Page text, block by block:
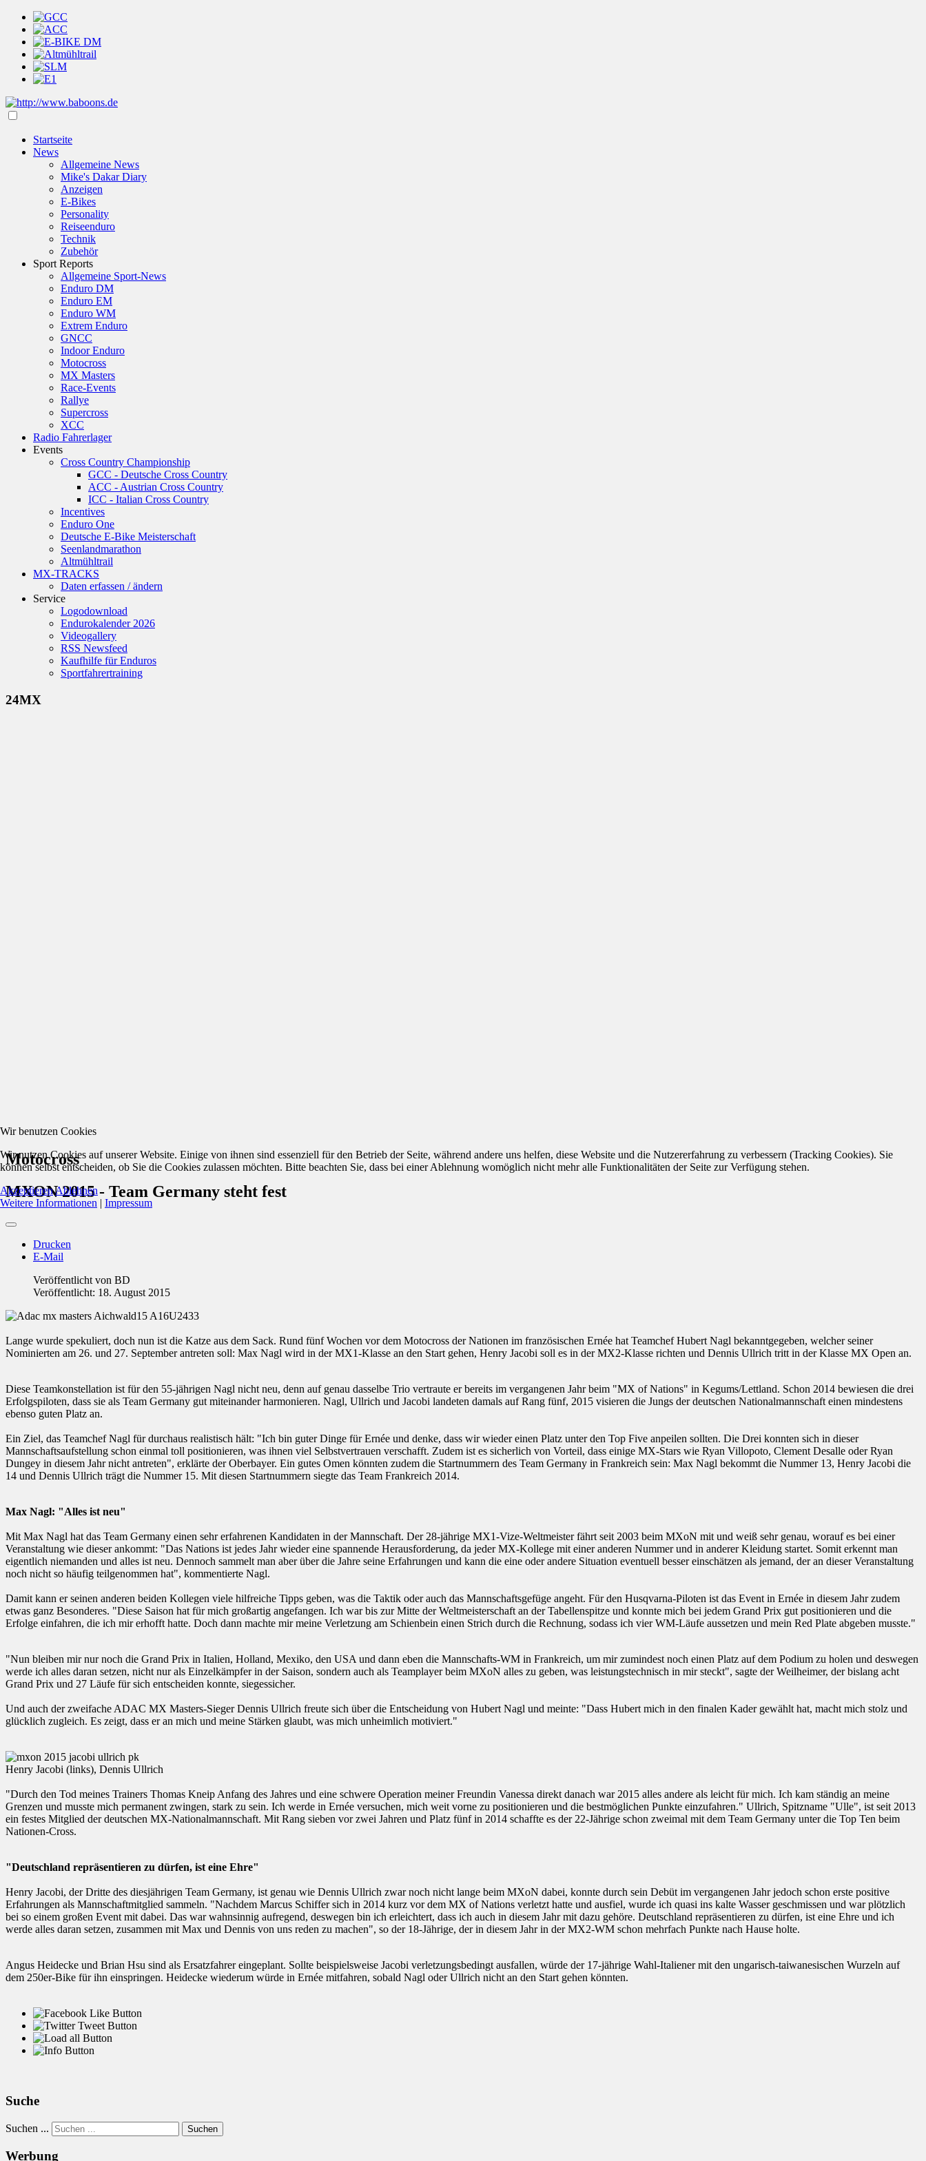
Startseite
News
Allgemeine News
Mike's Dakar Diary
Anzeigen
E-Bikes
Personality
Reiseenduro
Technik
Zubehör
Sport Reports
Allgemeine Sport-News
Enduro DM
Enduro EM
Enduro WM
Extrem Enduro
GNCC
Indoor Enduro
Motocross
MX Masters
Race-Events
Rallye
Supercross
XCC
Radio Fahrerlager
Events
Cross Country Championship
GCC - Deutsche Cross Country
ACC - Austrian Cross Country
ICC - Italian Cross Country
Incentives
Enduro One
Deutsche E-Bike Meisterschaft
Seenlandmarathon
Altmühltrail
MX-TRACKS
Daten erfassen / ändern
Service
Logodownload
Endurokalender 2026
Videogallery
RSS Newsfeed
Kaufhilfe für Enduros
Sportfahrertraining
24MX
Motocross
MXON 2015 - Team Germany steht fest
Drucken
E-Mail
Veröffentlicht von BD
Veröffentlicht: 18. August 2015
Lange wurde spekuliert, doch nun ist die Katze aus dem Sack. Rund fünf Wochen vor dem Motocross der Nationen im französischen Ernée hat Teamchef Hubert Nagl bekanntgegeben, welcher seiner
Nominierten am 26. und 27. September antreten soll: Max Nagl wird in der MX1-Klasse an den Start gehen, Henry Jacobi soll es in der MX2-Klasse richten und Dennis Ullrich tritt in der Klasse MX Open an.
Diese Teamkonstellation ist für den 55-jährigen Nagl nicht neu, denn auf genau dasselbe Trio vertraute er bereits im vergangenen Jahr beim "MX of Nations" in Kegums/Lettland. Schon 2014 bewiesen die drei
Erfolgspiloten, dass sie als Team Germany gut miteinander harmonieren. Nagl, Ullrich und Jacobi landeten damals auf Rang fünf, 2015 visieren die Jungs der deutschen Nationalmannschaft einen mindestens
ebenso guten Platz an.
Ein Ziel, das Teamchef Nagl für durchaus realistisch hält: "Ich bin guter Dinge für Ernée und denke, dass wir wieder einen Platz unter den Top Five anpeilen sollten. Die Drei konnten sich in dieser
Mannschaftsaufstellung schon einmal toll positionieren, was ihnen viel Selbstvertrauen verschafft. Zudem ist es sicherlich von Vorteil, dass einige MX-Stars wie Ryan Villopoto, Clement Desalle oder Ryan
Dungey in diesem Jahr nicht antreten", erklärte der Oberbayer. Ein gutes Omen könnten zudem die Startnummern des Team Germany in Frankreich sein: Max Nagl bekommt die Nummer 13, Henry Jacobi die
14 und Dennis Ullrich trägt die Nummer 15. Mit diesen Startnummern siegte das Team Frankreich 2014.
Max Nagl: "Alles ist neu"
Mit Max Nagl hat das Team Germany einen sehr erfahrenen Kandidaten in der Mannschaft. Der 28-jährige MX1-Vize-Weltmeister fährt seit 2003 beim MXoN mit und weiß sehr genau, worauf es bei einer
Veranstaltung wie dieser ankommt: "Das Nations ist jedes Jahr wieder eine spannende Herausforderung, da jeder MX-Kollege mit einer anderen Nummer und in anderer Kleidung startet. Somit erkennt man
eigentlich niemanden und alles ist neu. Dennoch sammelt man aber über die Jahre seine Erfahrungen und kann die eine oder andere Situation eventuell besser einschätzen als jemand, der an dieser Veranstaltung
noch nicht so häufig teilgenommen hat", kommentierte Nagl.
Damit kann er seinen anderen beiden Kollegen viele hilfreiche Tipps geben, was die Taktik oder auch das Mannschaftsgefüge angeht. Für den Husqvarna-Piloten ist das Event in Ernée in diesem Jahr zudem
etwas ganz Besonderes. "Diese Saison hat für mich großartig angefangen. Ich war bis zur Mitte der Weltmeisterschaft an der Tabellenspitze und konnte mich bei jedem Grand Prix gut positionieren und die
Erfolge einfahren, die ich mir erhofft hatte. Doch dann machte mir meine Verletzung am Schienbein einen Strich durch die Rechnung, sodass ich vier WM-Läufe aussetzen und mein Red Plate abgeben musste."
"Nun bleiben mir nur noch die Grand Prix in Italien, Holland, Mexiko, den USA und dann eben die Mannschafts-WM in Frankreich, um mir zumindest noch einen Platz auf dem Podium zu holen und deswegen
werde ich alles daran setzen, nicht nur als Einzelkämpfer in der Saison, sondern auch als Teamplayer beim MXoN alles zu geben, was leistungstechnisch in mir steckt", sagte der Weilheimer, der bislang acht
Grand Prix und 27 Läufe für sich entscheiden konnte, siegessicher.
Und auch der zweifache ADAC MX Masters-Sieger Dennis Ullrich freute sich über die Entscheidung von Hubert Nagl und meinte: "Dass Hubert mich in den finalen Kader gewählt hat, macht mich stolz und
glücklich zugleich. Es zeigt, dass er an mich und meine Stärken glaubt, was mich unheimlich motiviert."
Henry Jacobi (links), Dennis Ullrich
"Durch den Tod meines Trainers Thomas Kneip Anfang des Jahres und eine schwere Operation meiner Freundin Vanessa direkt danach war 2015 alles andere als leicht für mich. Ich kam ständig an meine
Grenzen und musste mich permanent zwingen, stark zu sein. Ich werde in Ernée versuchen, mich weit vorne zu positionieren und die bestmöglichen Punkte einzufahren." Ullrich, Spitzname "Ulle", ist seit 2013
ein festes Mitglied der deutschen MX-Nationalmannschaft. Mit Rang sieben vor zwei Jahren und Platz fünf in 2014 schaffte es der 22-Jährige schon zweimal mit dem Team Germany unter die Top Ten beim
Nationen-Cross.
"Deutschland repräsentieren zu dürfen, ist eine Ehre"
Henry Jacobi, der Dritte des diesjährigen Team Germany, ist genau wie Dennis Ullrich zwar noch nicht lange beim MXoN dabei, konnte durch sein Debüt im vergangenen Jahr jedoch schon erste positive
Erfahrungen als Mannschaftmitglied sammeln. "Nachdem Marcus Schiffer sich in 2014 kurz vor dem MX of Nations verletzt hatte und ausfiel, wurde ich quasi ins kalte Wasser geschmissen und war plötzlich
bei so einem großen Event mit dabei. Das war wahnsinnig aufregend, deswegen bin ich erleichtert, dass ich auch in diesem Jahr mit dazu gehöre. Deutschland repräsentieren zu dürfen, ist eine Ehre und ich
werde alles daran setzen, zusammen mit Max und Dennis von uns reden zu machen", so der 18-Jährige, der in diesem Jahr in der MX2-WM schon mehrfach Punkte nach Hause holte.
Angus Heidecke und Brian Hsu sind als Ersatzfahrer eingeplant. Sollte beispielsweise Jacobi verletzungsbedingt ausfallen, würde der 17-jährige Wahl-Italiener mit den ungarisch-taiwanesischen Wurzeln auf
dem 250er-Bike für ihn einspringen. Heidecke wiederum würde in Ernée mitfahren, sobald Nagl oder Ullrich nicht an den Start gehen könnten.
Suche
Suchen ... Suchen
Werbung
Wir benutzen Cookies
Wir nutzen Cookies auf unserer Website. Einige von ihnen sind essenziell für den Betrieb der Seite, während andere uns helfen, diese Website und die Nutzererfahrung zu verbessern (Tracking Cookies). Sie
können selbst entscheiden, ob Sie die Cookies zulassen möchten. Bitte beachten Sie, dass bei einer Ablehnung womöglich nicht mehr alle Funktionalitäten der Seite zur Verfügung stehen.
AkzeptierenAblehnen
Weitere Informationen | Impressum